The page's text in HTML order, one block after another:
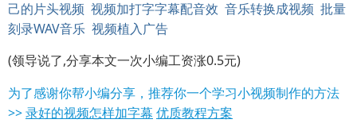
己的片头视频 视频加打字字幕配音效 音乐转换成视频 批量
刻录WAV音乐 视频植入广告
(领导说了,分享本文一次小编工资涨0.5元)
为了感谢你帮小编分享，推荐你一个学习小视频制作的方法
>>录好的视频怎样加字幕 优质教程方案